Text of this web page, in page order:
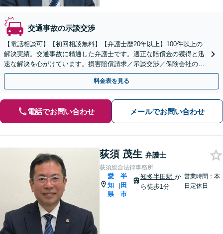
交通事故の示談交渉
【電話相談可】【初回相談無料】【弁護士歴20年以上】100件以上の
解決実績。交通事故に精通した弁護士です。適正な賠償金の獲得と迅
速な解決を心がけています。損害賠償請求／示談交渉／保険会社の対
応などに対応【夜間・休日面談可】【刈谷駅3分】
料金表を見る
電話でお問い合わせ メールでお問い合わせ
荻須 茂生 弁護士
荻須総合法律事務所
愛
知
県
|
半
田
市
知多半田駅 か
ら徒歩1分
営業時間：本
日定休日